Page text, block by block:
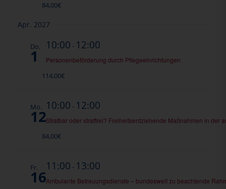
84,00€
Apr. 2027
Do.
1
10:00 - 12:00
Personenbeförderung durch Pflegeeinrichtungen
114,00€
Mo.
12
10:00 - 12:00
Strafbar oder straffrei? Freiheitsentziehende Maßnahmen in der
84,00€
Fr.
16
11:00 - 13:00
Ambulante Betreuungsdienste – bundesweit zu beachtende